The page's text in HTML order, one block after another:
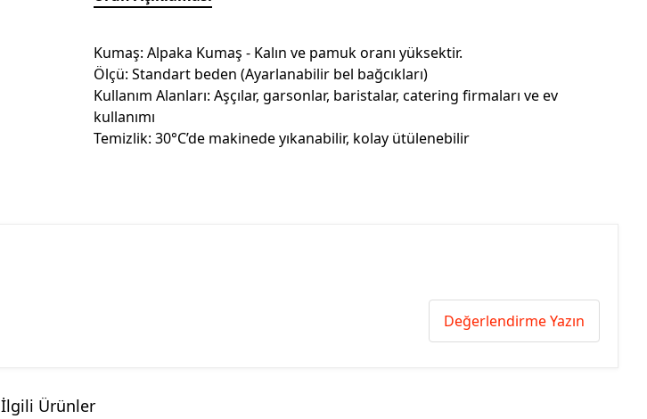
Kumaş: Alpaka Kumaş - Kalın ve pamuk oranı yüksektir.
Ölçü: Standart beden (Ayarlanabilir bel bağcıkları)
Kullanım Alanları: Aşçılar, garsonlar, baristalar, catering firmaları ve ev
kullanımı
Temizlik: 30°C’de makinede yıkanabilir, kolay ütülenebilir
Değerlendirme Yazın
İlgili Ürünler